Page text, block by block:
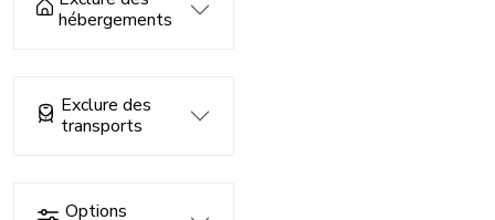
hébergements
Exclure des
transports
Options